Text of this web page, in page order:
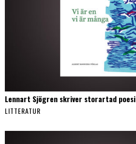
Lennart Sjögren skriver storartad poesi
LITTERATUR